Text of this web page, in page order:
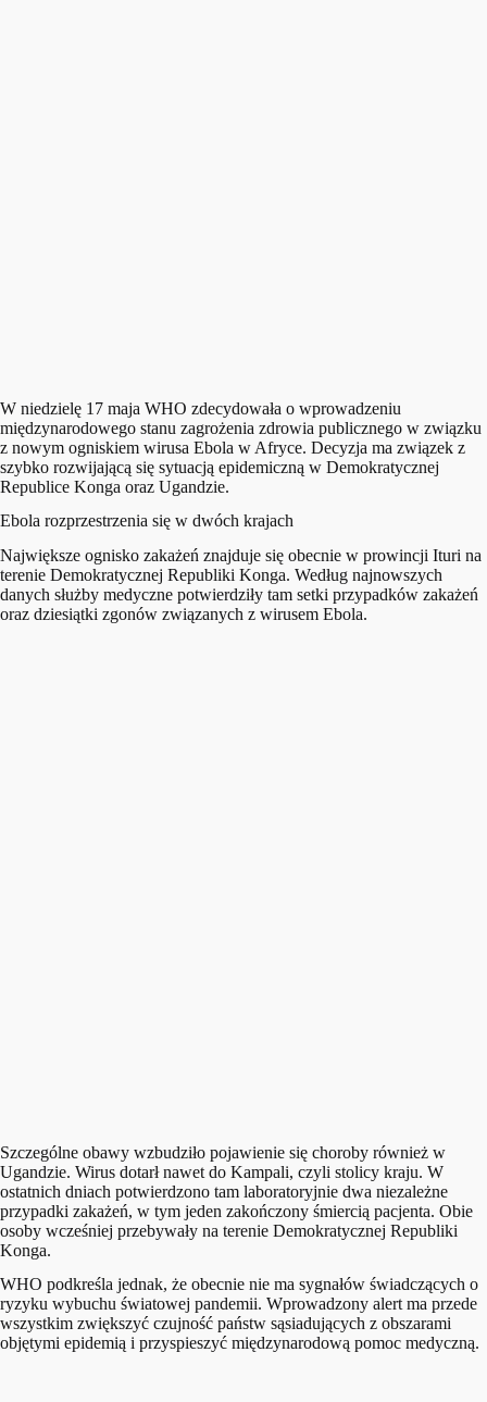
W niedzielę 17 maja WHO zdecydowała o wprowadzeniu
międzynarodowego stanu zagrożenia zdrowia publicznego w związku
z nowym ogniskiem wirusa Ebola w Afryce. Decyzja ma związek z
szybko rozwijającą się sytuacją epidemiczną w Demokratycznej
Republice Konga oraz Ugandzie.
Ebola rozprzestrzenia się w dwóch krajach
Największe ognisko zakażeń znajduje się obecnie w prowincji Ituri na
terenie Demokratycznej Republiki Konga. Według najnowszych
danych służby medyczne potwierdziły tam setki przypadków zakażeń
oraz dziesiątki zgonów związanych z wirusem Ebola.
Szczególne obawy wzbudziło pojawienie się choroby również w
Ugandzie. Wirus dotarł nawet do Kampali, czyli stolicy kraju. W
ostatnich dniach potwierdzono tam laboratoryjnie dwa niezależne
przypadki zakażeń, w tym jeden zakończony śmiercią pacjenta. Obie
osoby wcześniej przebywały na terenie Demokratycznej Republiki
Konga.
WHO podkreśla jednak, że obecnie nie ma sygnałów świadczących o
ryzyku wybuchu światowej pandemii. Wprowadzony alert ma przede
wszystkim zwiększyć czujność państw sąsiadujących z obszarami
objętymi epidemią i przyspieszyć międzynarodową pomoc medyczną.